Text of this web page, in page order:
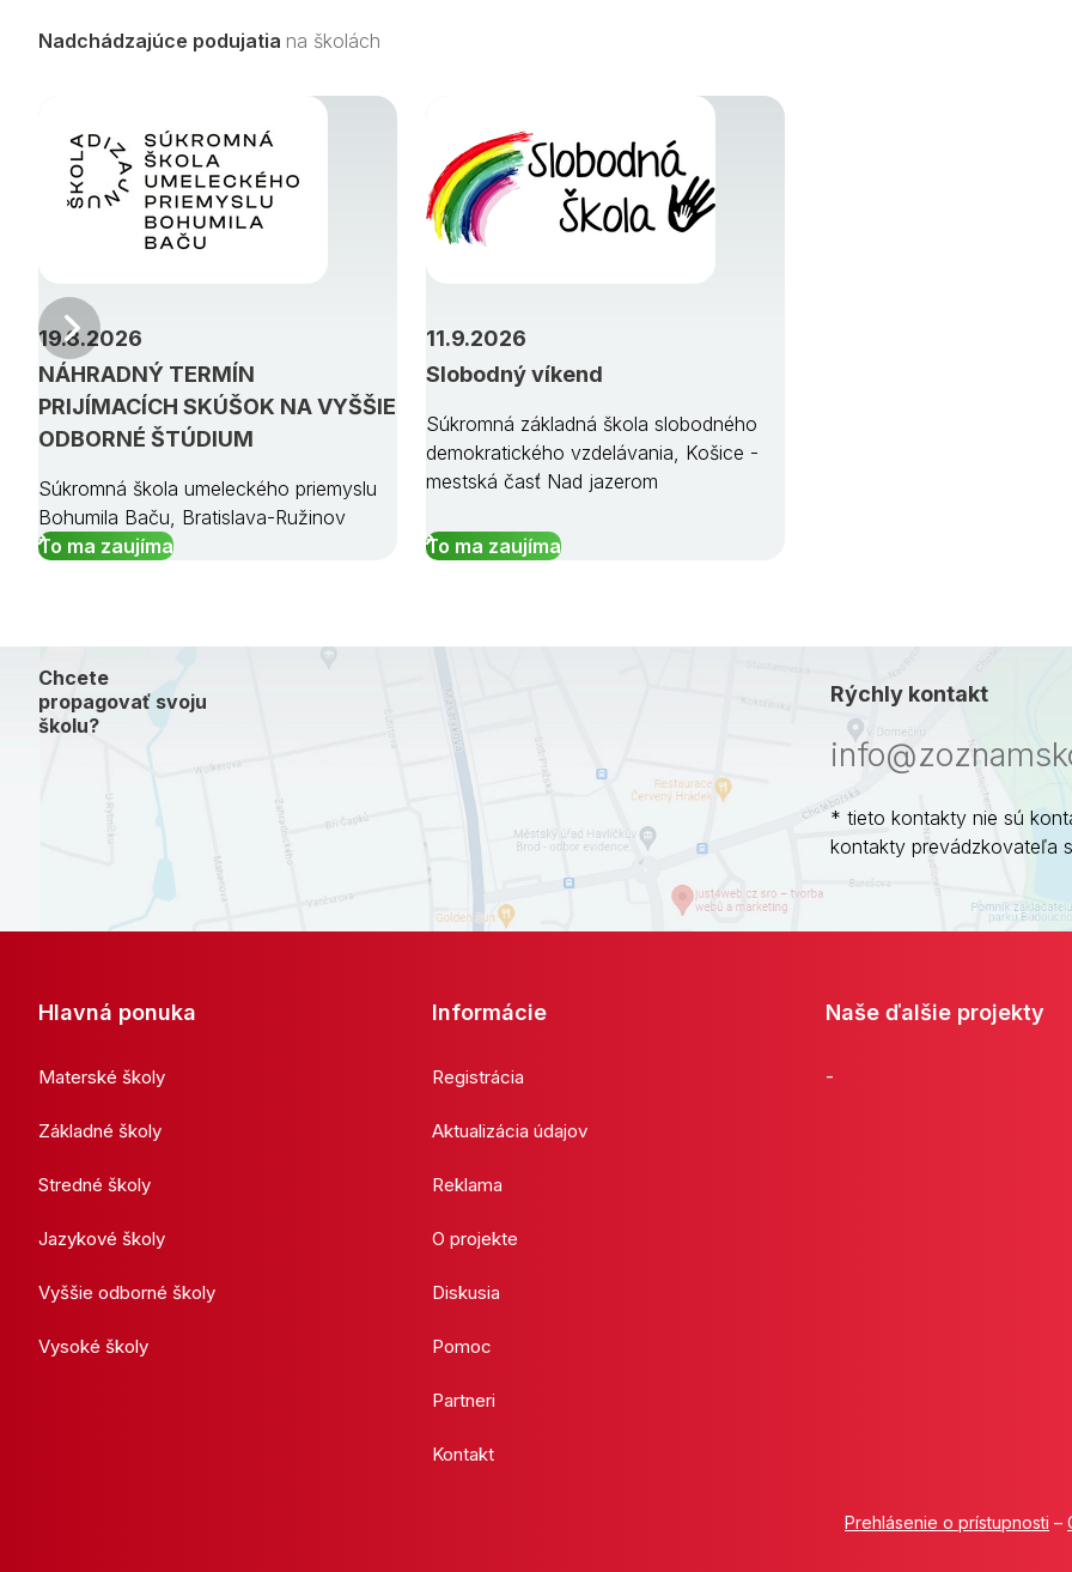
Nadchádzajúce podujatia na školách
NÁHRADNÝ TERMÍN
PRIJÍMACÍCH SKÚŠOK NA VYŠŠIE
ODBORNÉ ŠTÚDIUM
19.8.2026
Súkromná škola umeleckého priemyslu
Bohumila Baču, Bratislava-Ružinov
To ma zaujíma
Slobodný víkend
11.9.2026
Súkromná základná škola slobodného
demokratického vzdelávania, Košice -
mestská časť Nad jazerom
To ma zaujíma
Predchádzajúci
Chcete
propagovať svoju
školu?
Rýchly kontakt
* tieto kontakty nie sú
kontakty prevádzkovateľa
Hlavná ponuka
Materské školy
Základné školy
Stredné školy
Jazykové školy
Vyššie odborné školy
Vysoké školy
Informácie
Registrácia
Aktualizácia údajov
Reklama
O projekte
Diskusia
Pomoc
Partneri
Kontakt
Naše ďalšie projekty
-
Prehlásenie o prístupnosti –